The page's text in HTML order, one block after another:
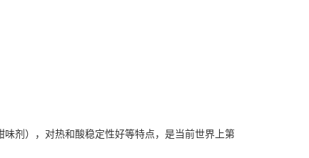
剂），对热和酸稳定性好等特点，是当前世界上第